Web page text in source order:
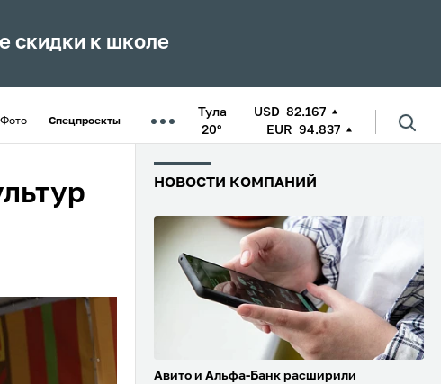
скидки к школе
Фото Спецпроекты
Тула
20°
USD 82.167
EUR 94.837
НОВОСТИ КОМПАНИЙ
Авито и Альфа-Банк расширили